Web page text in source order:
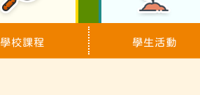
學校課程 學生活動